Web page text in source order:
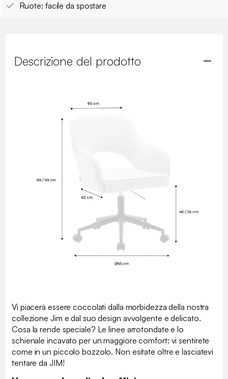
Ruote: facile da spostare
Descrizione del prodotto
Vi piacerà essere coccolati dalla morbidezza della nostra
collezione Jim e dal suo design avvolgente e delicato.
Cosa la rende speciale? Le linee arrotondate e lo
schienale incavato per un maggiore comfort: vi sentirete
come in un piccolo bozzolo. Non esitate oltre e lasciatevi
tentare da JIM!